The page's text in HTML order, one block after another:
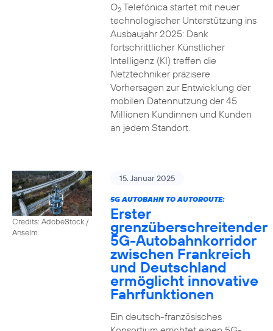
O2Telefónica startet mit neuer
technologischer Unterstützung ins
Ausbaujahr 2025: Dank
fortschrittlicher Künstlicher
Intelligenz (KI) treffen die
Netztechniker präzisere
Vorhersagen zur Entwicklung der
mobilen Datennutzung der 45
Millionen Kundinnen und Kunden
an jedem Standort.
Credits: AdobeStock /
Anselm
15. Januar 2025
5G AUTOBAHN TO AUTOROUTE:
Erster
grenzüberschreitender
5G-Autobahnkorridor
zwischen Frankreich
und Deutschland
ermöglicht innovative
Fahrfunktionen
Ein deutsch-französisches